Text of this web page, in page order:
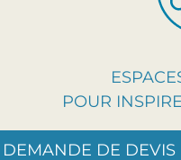
POUR
DEMANDE DE DEVIS